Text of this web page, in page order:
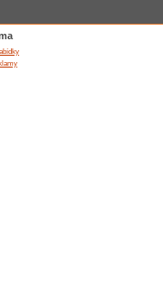
Akce
NBR
madel: